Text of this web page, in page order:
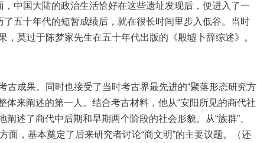
，中国大陆的政治生活恰好在这些遗址发现后，便进入了一
了五十年代的短暂成绩后，就在很长时间里步入低谷。当时
莫过于陈梦家先生在五十年代出版的《殷墟卜辞综述》。
成果。同时也接受了当时考古界最先进的“聚落形态研究方
体来阐述的第一人。结合考古材料，他从“安阳所见的商代社
述了商代中后期和早期两个阶段的社会形貌。从“族群”、
方面，基本奠定了后来研究者讨论“商文明”的主要议题。（还